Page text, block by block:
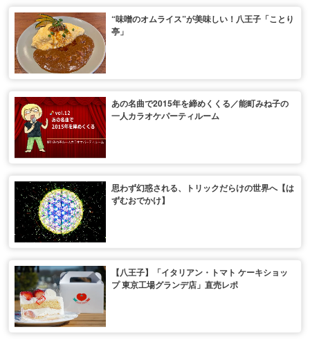
“味噌のオムライス”が美味しい！八王子「ことり
亭」
あの名曲で2015年を締めくくる／能町みね子の
一人カラオケパーティルーム
思わず幻惑される、トリックだらけの世界へ【は
ずむおでかけ】
【八王子】「イタリアン・トマト ケーキショッ
プ 東京工場グランデ店」直売レポ